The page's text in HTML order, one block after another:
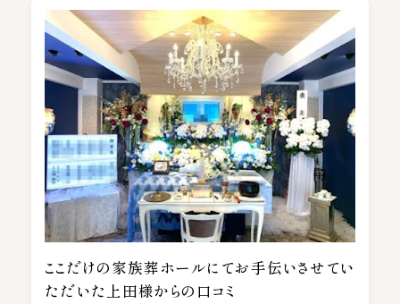
ここだけの家族葬ホールにてお手伝いさせてい
ただいた上田様からの口コミ